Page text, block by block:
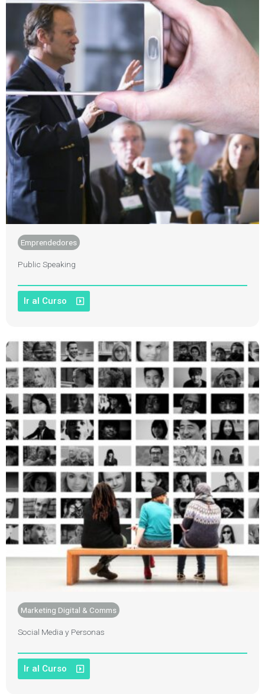
Emprendedores
Public Speaking
Ir al Curso
Marketing Digital & Comms
Social Media y Personas
Ir al Curso